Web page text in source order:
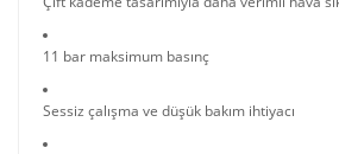
11 bar maksimum basınç
Sessiz çalışma ve düşük bakım ihtiyacı